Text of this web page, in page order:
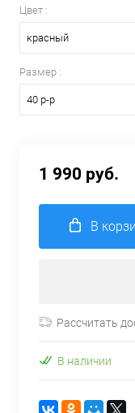
Цвет :
красный
Размер :
40 р-р
1 990 руб.
В
Рассчитать
В наличии